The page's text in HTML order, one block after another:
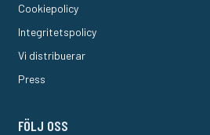
Cookiepolicy
Integritetspolicy
Vi distribuerar
Press
FÖLJ OSS